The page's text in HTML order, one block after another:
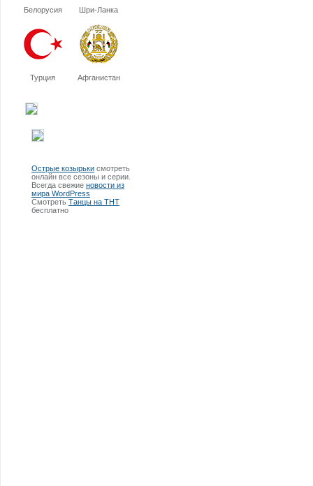
Белорусия Шри-Ланка
Турция Афганистан
Острые козырьки смотреть
онлайн все сезоны и серии.
Всегда свежие новости из
мира WordPress
Смотреть Танцы на ТНТ
бесплатно